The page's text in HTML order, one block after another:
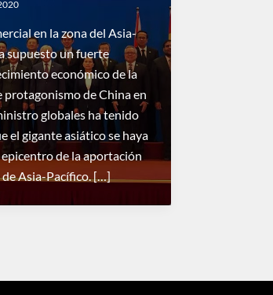
en la zona del Asia-
supuesto un fuerte
económico de la
protagonismo de China en
globales ha tenido
el gigante asiático se haya
de la aportación
de Asia-Pacífico. […]